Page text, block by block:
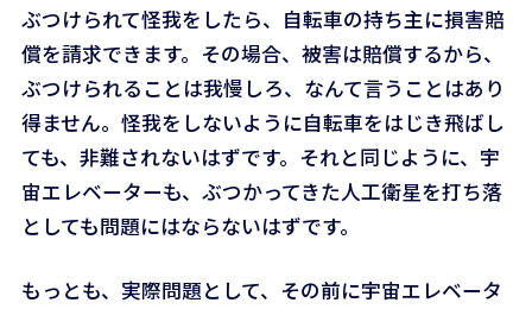
ぶつけられて怪我をしたら、自転車の持ち主に損害賠
償を請求できます。その場合、被害は賠償するから、
ぶつけられることは我慢しろ、なんて言うことはあり
得ません。怪我をしないように自転車をはじき飛ばし
ても、非難されないはずです。それと同じように、宇
宙エレベーターも、ぶつかってきた人工衛星を打ち落
としても問題にはならないはずです。
もっとも、実際問題として、その前に宇宙エレベータ